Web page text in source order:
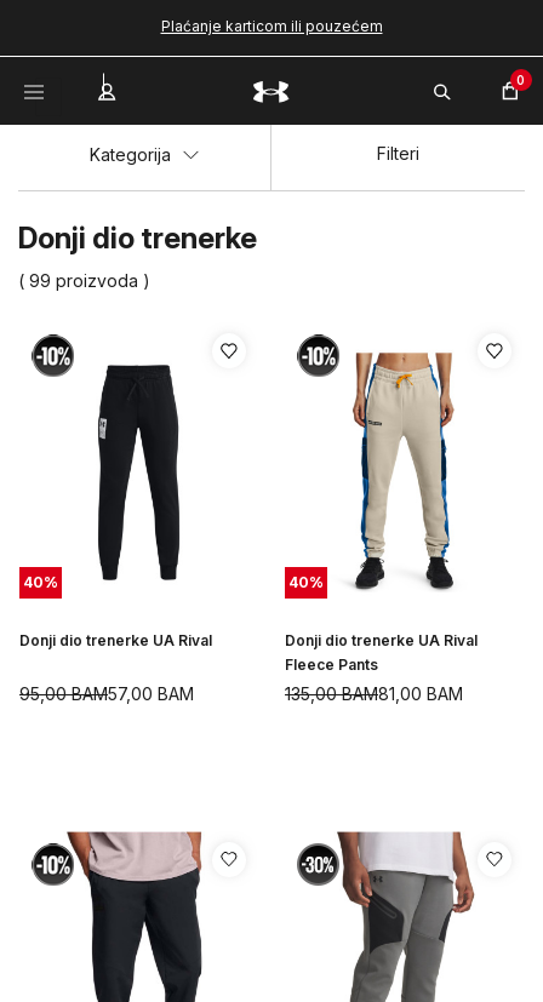
Plaćanje karticom ili pouzećem
0
Donji dio trenerke
( 99 proizvoda )
Kategorija Filteri
40%
Donji dio trenerke UA Rival
57,00 BAM
95,00BAM
40%
Donji dio trenerke UA Rival
Fleece Pants
81,00 BAM
135,00BAM